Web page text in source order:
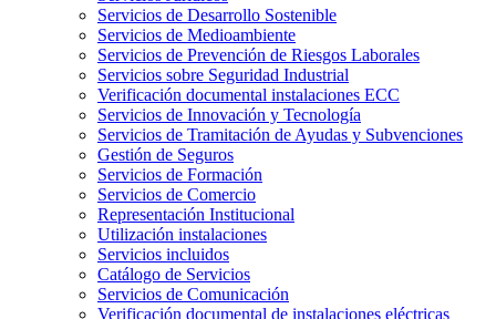
Servicios de Desarrollo Sostenible
Servicios de Medioambiente
Servicios de Prevención de Riesgos Laborales
Servicios sobre Seguridad Industrial
Verificación documental instalaciones ECC
Servicios de Innovación y Tecnología
Servicios de Tramitación de Ayudas y Subvenciones
Gestión de Seguros
Servicios de Formación
Servicios de Comercio
Representación Institucional
Utilización instalaciones
Servicios incluidos
Catálogo de Servicios
Servicios de Comunicación
Verificación documental de instalaciones eléctricas